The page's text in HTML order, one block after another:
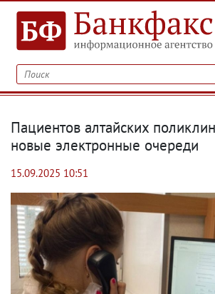
Пациентов алтайских
новые электронные очереди
15.09.2025 10:51